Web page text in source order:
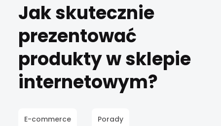
Jak skutecznie
prezentować
produkty w sklepie
internetowym?
E-commerce Porady